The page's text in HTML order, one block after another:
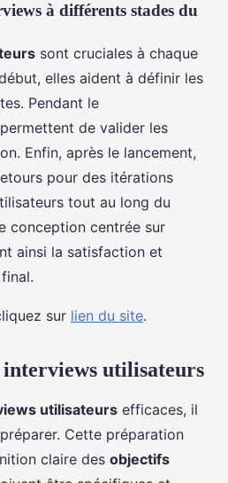
à différents stades du
sont cruciales à chaque
elles aident à définir les
Pendant le
de valider les
Enfin, après le lancement,
pour des itérations
tout au long du
conception centrée sur
ainsi la satisfaction et
sur lien du site.
utilisateurs
utilisateurs efficaces, il
Cette préparation
claire des objectifs